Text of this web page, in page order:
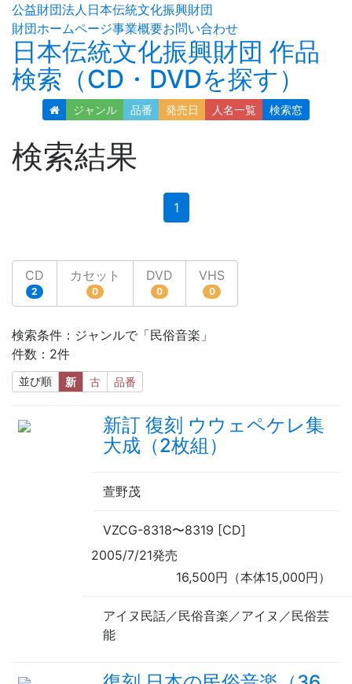
公益財団法人日本伝統文化振興財団
財団ホームページ事業概要お問い合わせ
日本伝統文化振興財団 作品
検索（CD・DVDを探す）
ジャンル 品番 発売日 人名一覧 検索窓
検索結果
1(current)
CD
2
カセット
0
DVD
0
VHS
0
検索条件：ジャンルで「民俗音楽」
件数：2件
並び順 新 古 品番
新訂 復刻 ウウェペケ レ集
大成（2枚組）
萱野茂
VZCG-8318〜8319 [CD]
2005/7/21発売
16,500円（本体15,000円）
アイヌ民話／民俗音楽／アイヌ／民俗芸
能